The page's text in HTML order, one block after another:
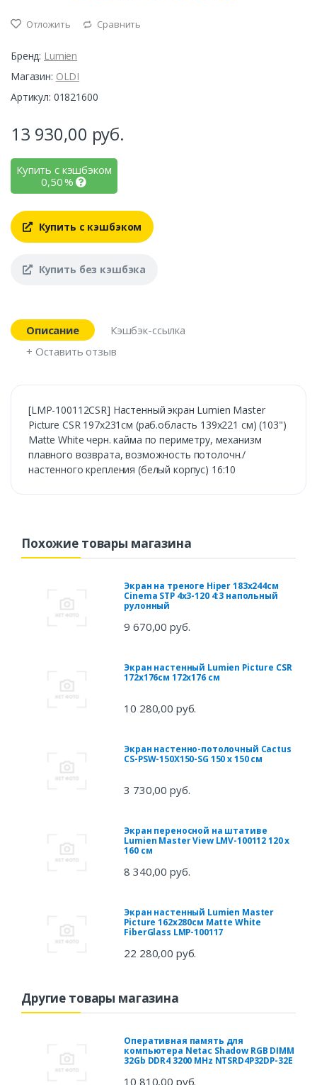
Отложить Сравнить
Бренд: Lumien
Магазин: OLDI
Артикул: 01821600
13 930,00 руб.
Купить с кэшбэком
0,50%
Купить с кэшбэком
Купить без кэшбэка
Описание
Кэшбэк-ссылка
+ Оставить отзыв
[LMP-100112CSR] Настенный экран Lumien Master
Picture CSR 197x231см (раб.область 139х221 см) (103")
Matte White черн. кайма по периметру, механизм
плавного возврата, возможность потолочн./
настенного крепления (белый корпус) 16:10
Похожие товары магазина
Экран на треноге Hiper 183x244см
Cinema STP 4x3-120 4:3 напольный
рулонный
9 670,00 руб.
Экран настенный Lumien Picture CSR
172x176см 172x176 см
10 280,00 руб.
Экран настенно-потолочный Cactus
CS-PSW-150X150-SG 150 x 150 см
3 730,00 руб.
Экран переносной на штативе
Lumien Master View LMV-100112 120 x
160 см
8 340,00 руб.
Экран настенный Lumien Master
Picture 162х280см Matte White
FiberGlass LMP-100117
22 280,00 руб.
Другие товары магазина
Оперативная память для
компьютера Netac Shadow RGB DIMM
32Gb DDR4 3200 MHz NTSRD4P32DP-32E
10 810,00 руб.